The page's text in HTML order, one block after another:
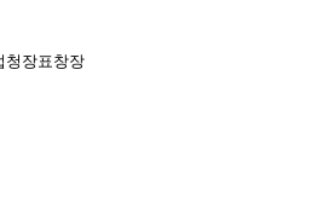
청장표창장